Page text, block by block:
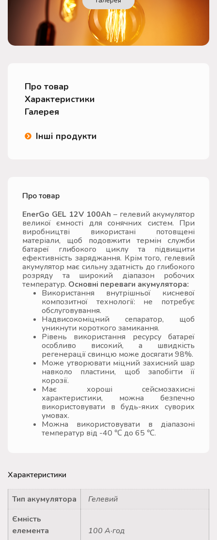
Про товар
Характеристики
Галерея
Інші продукти
Про товар
EnerGo GEL 12V 100Ah – гелевий акумулятор
великої ємності для сонячних систем. При
виробництві використані потовщені
матеріали, щоб подовжити термін служби
батареї глибокого циклу та підвищити
ефективність заряджання. Крім того, гелевий
акумулятор має сильну здатність до глибокого
розряду та широкий діапазон робочих
температур. Основні переваги акумулятора:
Використання внутрішньої кисневої
композитної технології: не потребує
обслуговування.
Надвисокоміцний сепаратор, щоб
уникнути короткого замикання.
Рівень використання ресурсу батареї
особливо високий, а швидкість
регенерації свинцю може досягати 98%.
Може утворювати міцний захисний шар
навколо пластини, щоб запобігти її
корозії.
Має хороші сейсмозахисні
характеристики, можна безпечно
використовувати в будь-яких суворих
умовах.
Можна використовувати в діапазоні
температур від -40 ℃ до 65 ℃.
Характеристики
Тип акумулятора
Гелевий
Ємність
елемента
100 А·год